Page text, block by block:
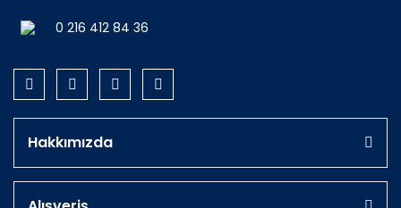
0 216 412 84 36
Hakkımızda